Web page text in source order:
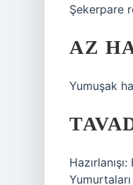
Şekerpare
AZ
Yumuşak